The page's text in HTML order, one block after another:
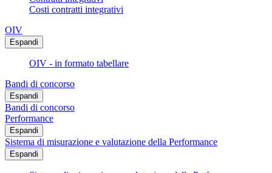
Costi contratti integrativi
OIV
Espandi
OIV - in formato tabellare
Bandi di concorso
Espandi
Bandi di concorso
Performance
Espandi
Sistema di misurazione e valutazione della Performance
Espandi